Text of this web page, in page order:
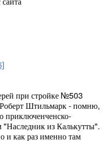
при стройке №503
Роберт Штильмарк - помню,
приключенченско-
из Калькутты".
и как раз именно там